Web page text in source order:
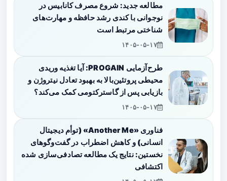
مطالعه جدید: شروع مصرف کانابیس در
نوجوانی با کندی رشد حافظه و مهارت‌های
شناختی مرتبط است
۱۴۰۵-۰۵-۱۷
طرح‌آزمایی PROGAIN: آیا تغذیه وریدی
محیطی پروتئین‌بالا به بهبود تعادل نیتروژن و
بازیابی پس از گاسترکتومی کمک می‌کند؟
۱۴۰۵-۰۵-۱۷
فناوری «Another Me» (توأم دیجیتال
انسانی) و کاهش اضطراب در گفت‌وگوهای
نخستین: نتایج یک مطالعه تصادفی‌سازی شده
اکتشافی